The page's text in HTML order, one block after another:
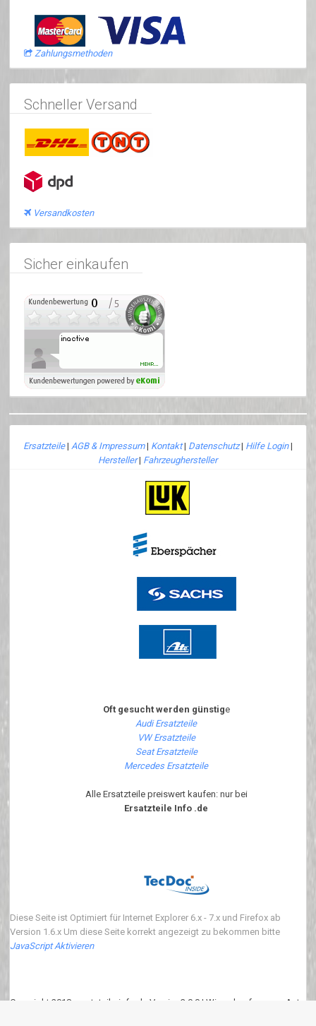
Zahlungsmethoden
Schneller Versand
Versandkosten
Sicher einkaufen
Ersatzteile| AGB & Impressum| Kontakt| Datenschutz| Hilfe Login|
Hersteller| Fahrzeughersteller
Oft gesucht werden günstige
Audi Ersatzteile
VW Ersatzteile
Seat Ersatzteile
Mercedes Ersatzteile
Alle Ersatzteile preiswert kaufen: nur bei
Ersatzteile Info .de
Diese Seite ist Optimiert für Internet Explorer 6.x - 7.x und Firefox ab
Version 1.6.x Um diese Seite korrekt angezeigt zu bekommen bitte
JavaScript Aktivieren
Copyright 2018 ersatzteile-info.de Version3.0.0 | Wir verkaufen neue Auto